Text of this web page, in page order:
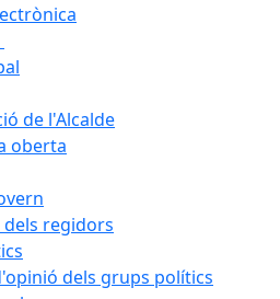
de l'Alcalde
oberta
regidors
dels grups polítics